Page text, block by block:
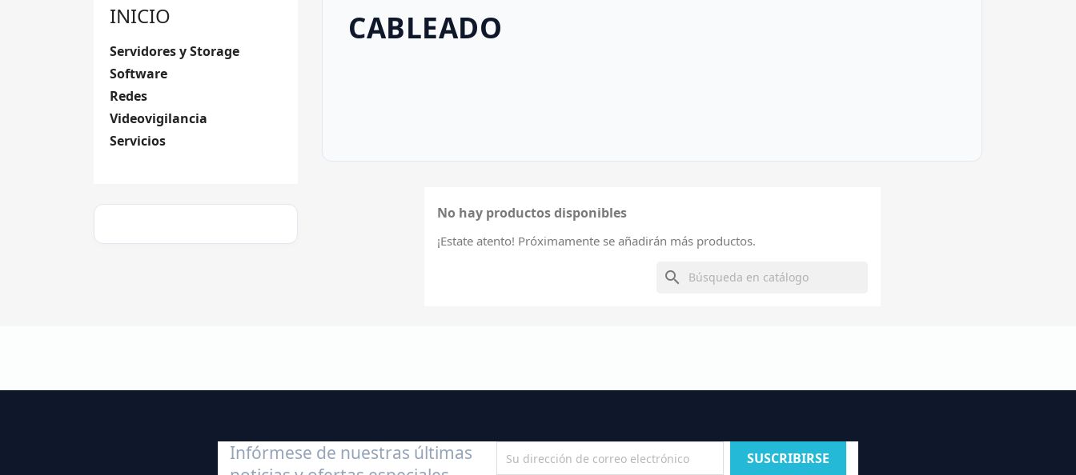
INICIO
Servidores y Storage
Software
Redes
Videovigilancia
Servicios
CABLEADO
No hay productos disponibles
¡Estate atento! Próximamente se añadirán más productos.
search
Infórmese de nuestras últimas